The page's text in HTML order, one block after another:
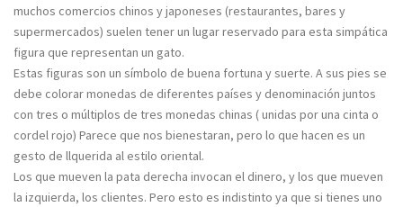
muchos comercios chinos y japoneses (restaurantes, bares y
supermercados) suelen tener un lugar reservado para esta simpática
figura que representan un gato.
Estas figuras son un símbolo de buena fortuna y suerte. A sus pies se
debe colorar monedas de diferentes países y denominación juntos
con tres o múltiplos de tres monedas chinas ( unidas por una cinta o
cordel rojo) Parece que nos bienestaran, pero lo que hacen es un
gesto de llquerida al estilo oriental.
Los que mueven la pata derecha invocan el dinero, y los que mueven
la izquierda, los clientes. Pero esto es indistinto ya que si tienes uno